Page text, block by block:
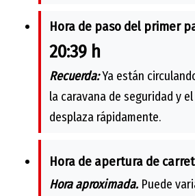
Hora de paso del primer
20:39 h
Recuerda:Ya están
la caravana de seguridad y
desplaza rápidamente.
Hora de apertura de
Hora aproximada. Puede